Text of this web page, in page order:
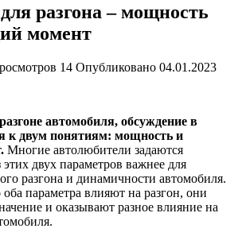
разгона – мощность
момент
14 Опубликовано 04.01.2023
автомобиля, обсуждение в
к двум понятиям: мощность и
Многие автолюбители задаются
двух параметров важнее для
разгона и динамичности автомобиля.
параметра влияют на разгон, они
и оказывают разное влияние на